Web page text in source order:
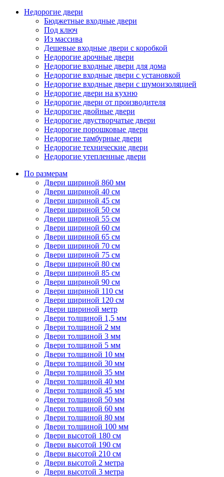
Недорогие двери
Бюджетные входные двери
Под ключ
Из массива
Дешевые входные двери с коробкой
Недорогие арочные двери
Недорогие входные двери для дома
Недорогие входные двери с установкой
Недорогие входные двери с шумоизоляцией
Недорогие двери на кухню
Недорогие двери от производителя
Недорогие двойные двери
Недорогие двустворчатые двери
Недорогие порошковые двери
Недорогие тамбурные двери
Недорогие технические двери
Недорогие утепленные двери
По размерам
Двери шириной 860 мм
Двери шириной 40 см
Двери шириной 45 см
Двери шириной 50 см
Двери шириной 55 см
Двери шириной 60 см
Двери шириной 65 см
Двери шириной 70 см
Двери шириной 75 см
Двери шириной 80 см
Двери шириной 85 см
Двери шириной 90 см
Двери шириной 110 см
Двери шириной 120 см
Двери шириной метр
Двери толщиной 1,5 мм
Двери толщиной 2 мм
Двери толщиной 3 мм
Двери толщиной 5 мм
Двери толщиной 10 мм
Двери толщиной 30 мм
Двери толщиной 35 мм
Двери толщиной 40 мм
Двери толщиной 45 мм
Двери толщиной 50 мм
Двери толщиной 60 мм
Двери толщиной 80 мм
Двери толщиной 100 мм
Двери высотой 180 см
Двери высотой 190 см
Двери высотой 210 см
Двери высотой 2 метра
Двери высотой 3 метра